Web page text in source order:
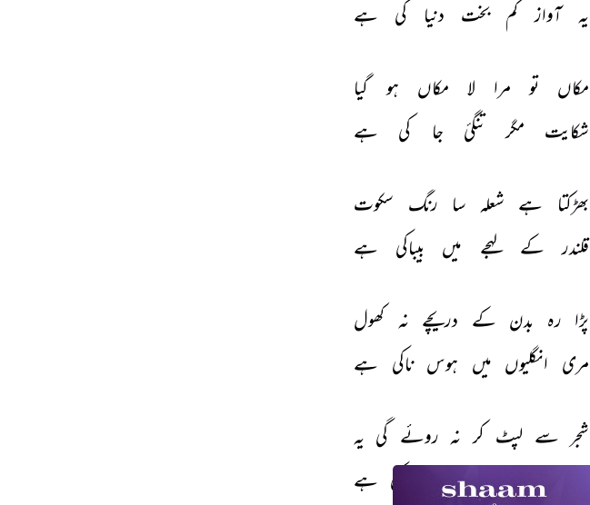
یہ
آواز کم بخت دنیا کی ہے
مکاں تو مرا لا مکاں ہو
گیا
شکایت
مگر تنگئ جا کی ہے
بھڑکتا ہے شعلہ سا رنگ
سکوت
قلندر
کے لہجے میں بیباکی ہے
پڑا رہ بدن کے دریچے نہ
کھول
مری انگلیوں میں ہوس ناکی ہے
شجر سے لپٹ کر نہ روئے گی یہ
جو چلی ہے وہ کی ہے